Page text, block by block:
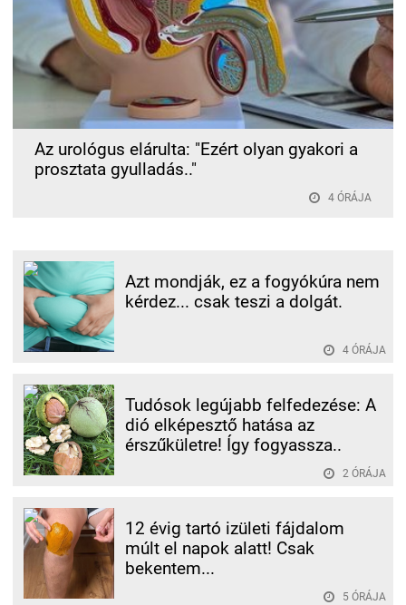
Az urológus elárulta: "Ezért olyan gyakori a
prosztata gyulladás.."
4 ÓRÁJA
Azt mondják, ez a fogyókúra nem
kérdez... csak teszi a dolgát.
4 ÓRÁJA
Tudósok legújabb felfedezése: A
dió elképesztő hatása az
érszűkületre! Így fogyassza..
2 ÓRÁJA
12 évig tartó izületi fájdalom
múlt el napok alatt! Csak
bekentem...
5 ÓRÁJA